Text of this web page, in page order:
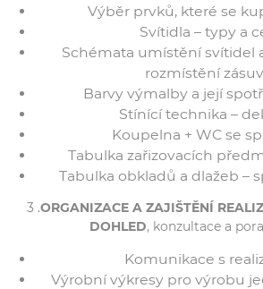
Výběr prvků, které se
Svítidla – typy a
Schémata umístění svítidel
rozmístění
Barvy výmalby a její
Stínící technika –
Koupelna + WC se
Tabulka zařizovacích
Tabulka obkladů a dlažeb –
3 .ORGANIZACE A ZAJIŠTĚNÍ
DOHLED, konzultace a
Komunikace s
Výrobní výkresy pro výrobu